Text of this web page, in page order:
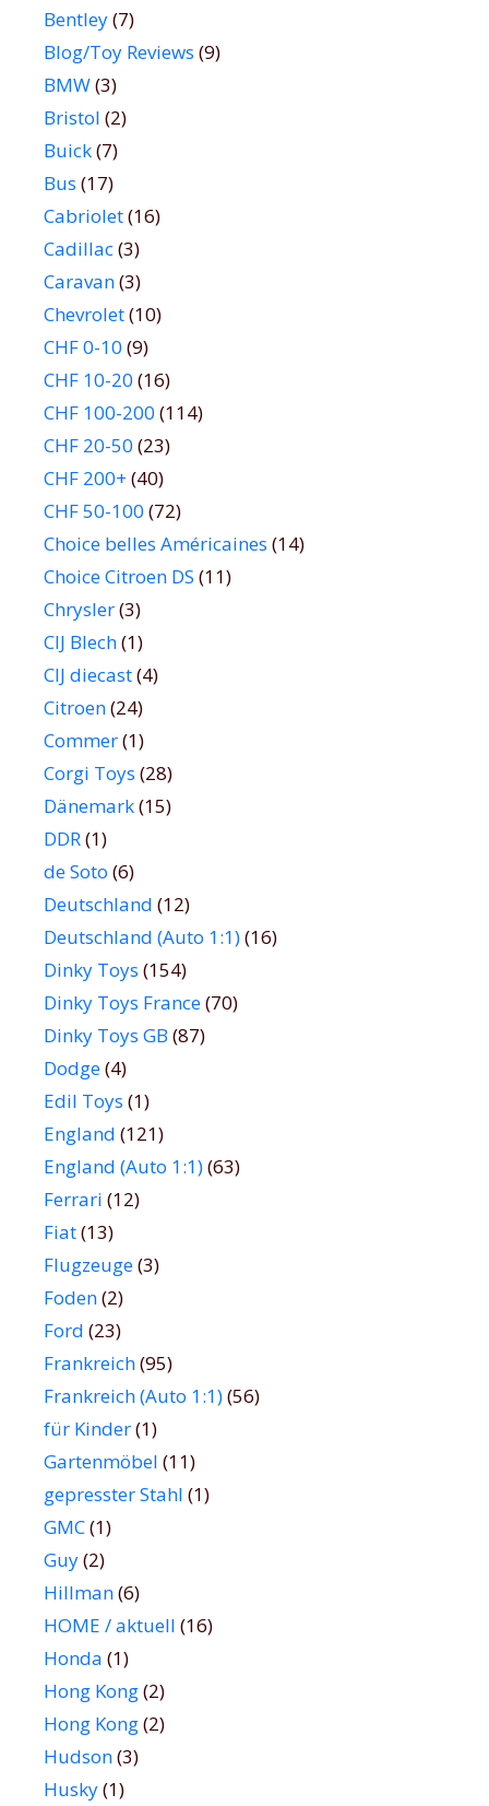
Bentley(7)
Blog/Toy Reviews (9)
BMW(3)
Bristol (2)
Buick(7)
Bus (17)
Cabriolet(16)
Cadillac(3)
Caravan(3)
Chevrolet(10)
CHF 0-10 (9)
CHF 10-20 (16)
CHF 100-200 (114)
CHF 20-50 (23)
CHF 200+ (40)
CHF 50-100 (72)
Choice belles Américaines (14)
Choice Citroen DS (11)
Chrysler(3)
CIJ Blech(1)
CIJ diecast(4)
Citroen(24)
Commer(1)
Corgi Toys (28)
Dänemark(15)
DDR(1)
de Soto (6)
Deutschland (12)
Deutschland (Auto 1:1)(16)
Dinky Toys (154)
Dinky Toys France(70)
Dinky Toys GB (87)
Dodge(4)
Edil Toys (1)
England (121)
England (Auto 1:1)(63)
Ferrari (12)
Fiat(13)
Flugzeuge(3)
Foden(2)
Ford (23)
Frankreich(95)
Frankreich (Auto 1:1)(56)
für Kinder(1)
Gartenmöbel (11)
gepresster Stahl (1)
GMC(1)
Guy(2)
Hillman(6)
HOME / aktuell (16)
Honda (1)
Hong Kong(2)
Hong Kong(2)
Hudson(3)
Husky(1)